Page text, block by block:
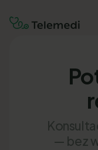
— bez